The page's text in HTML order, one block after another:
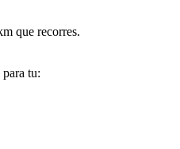
que recorres.
tu: